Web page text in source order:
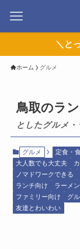
＼と
ホーム グルメ
鳥取のラ
としたグルメ
グルメ 定食・
大人数でも大丈夫
ノマドワークできる
ランチ向け
ラーメン
ファミリー向け
グ
友達とわいわい